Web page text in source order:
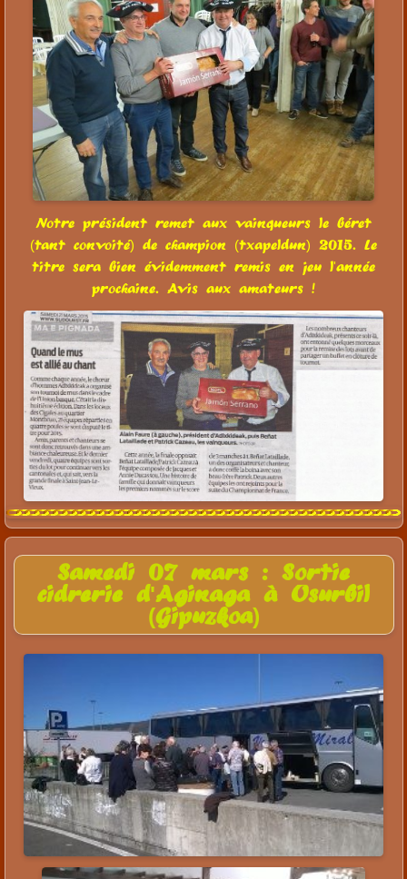
Notre président remet aux vainqueurs le béret
(tant convoité) de champion (txapeldun) 2015. Le
titre sera bien évidemment remis en jeu l'année
prochaine. Avis aux amateurs !
Samedi 07 mars : Sortie
cidrerie d'Aginaga à Usurbil
(Gipuzkoa)